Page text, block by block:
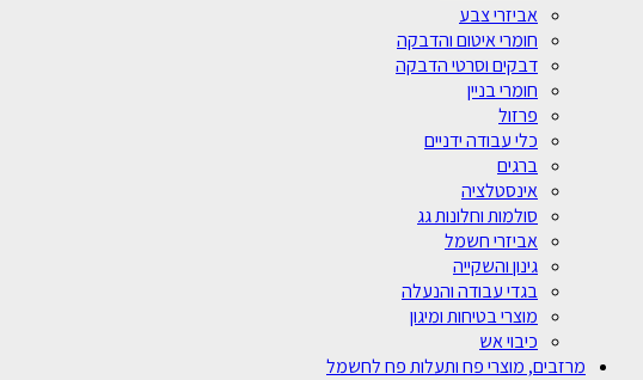
אביזרי צבע
חומרי איטום והדבקה
דבקים וסרטי הדבקה
חומרי בניין
פרזול
כלי עבודה ידניים
ברגים
אינסטלציה
סולמות וחלונות גג
אביזרי חשמל
גינון והשקייה
בגדי עבודה והנעלה
מוצרי בטיחות ומיגון
כיבוי אש
מרזבים, מוצרי פח ותעלות פח לחשמל